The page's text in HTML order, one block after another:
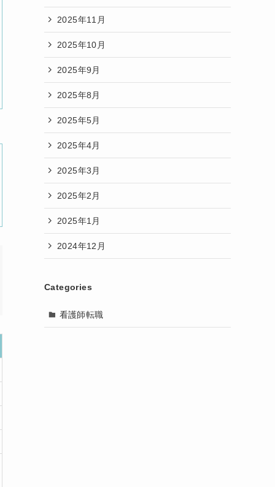
2025年11月
2025年10月
2025年9月
2025年8月
2025年5月
2025年4月
2025年3月
2025年2月
2025年1月
2024年12月
Categories
看護師転職